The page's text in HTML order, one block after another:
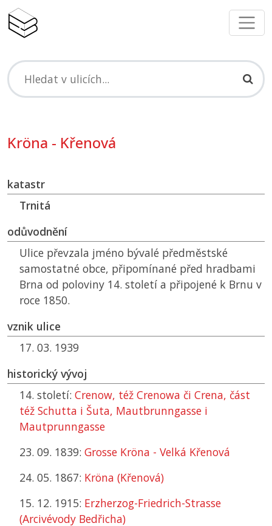
Kröna - Křenová
katastr
Trnitá
odůvodnění
Ulice převzala jméno bývalé předměstské
samostatné obce, připomínané před hradbami
Brna od poloviny 14. století a připojené k Brnu v
roce 1850.
vznik ulice
17. 03. 1939
historický vývoj
14. století: Crenow, též Crenowa či Crena, část
též Schutta i Šuta, Mautbrunngasse i
Mautprunngasse
23. 09. 1839: Grosse Kröna - Velká Křenová
24. 05. 1867: Kröna (Křenová)
15. 12. 1915: Erzherzog-Friedrich-Strasse
(Arcivévody Bedřicha)